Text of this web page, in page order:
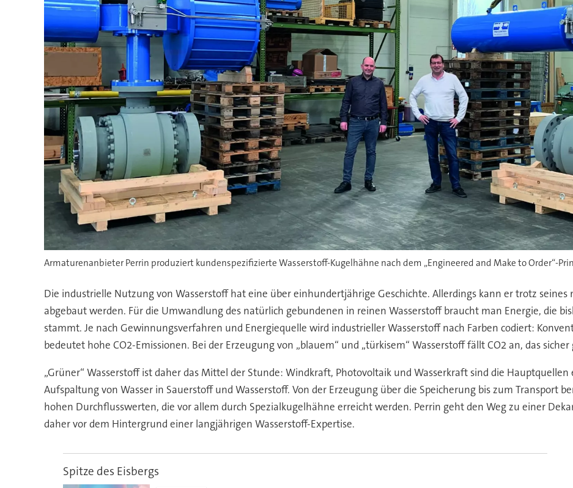
Armaturenanbieter Perrin produziert kundenspezifizierte Wasserstoff-Kugelhähne nach dem „Engineered and Make to Order“-
Die industrielle Nutzung von Wasserstoff hat eine über einhundertjährige Geschichte. Allerdings kann er trotz
abgebaut werden. Für die Umwandlung des natürlich gebundenen in reinen Wasserstoff braucht man Energie, die
stammt. Je nach Gewinnungsverfahren und Energiequelle wird industrieller Wasserstoff nach Farben codiert:
bedeutet hohe CO2-Emissionen. Bei der Erzeugung von „blauem“ und „türkisem“ Wasserstoff fällt CO2 an, das
„Grüner“ Wasserstoff ist daher das Mittel der Stunde: Windkraft, Photovoltaik und Wasserkraft sind die
Aufspaltung von Wasser in Sauerstoff und Wasserstoff. Von der Erzeugung über die Speicherung bis zum Transport
hohen Durchflusswerten, die vor allem durch Spezialkugelhähne erreicht werden. Perrin geht den Weg zu einer
daher vor dem Hintergrund einer langjährigen Wasserstoff-Expertise.
Spitze des Eisbergs